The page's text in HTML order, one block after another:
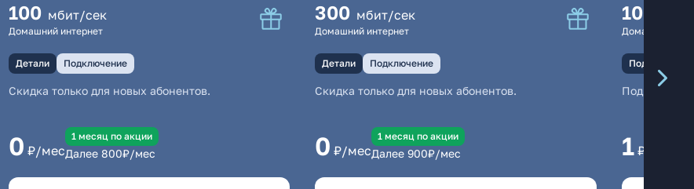
100 мбит/сек
Домашний интернет
Детали Подключение
Скидка только для новых абонентов.
0 ₽/мес
1 месяц по акции
Далее 800₽/мес
300 мбит/сек
Домашний интернет
Детали Подключение
Скидка только для новых абонентов.
0 ₽/мес
1 месяц по акции
Далее 900₽/мес
100
Домашний
Подключение
1 ₽/мес